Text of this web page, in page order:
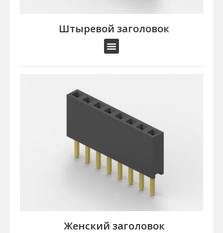
Штыревой заголовок
Женский заголовок